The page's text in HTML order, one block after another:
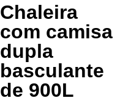
Chaleira
com camisa
dupla
basculante
de 900L